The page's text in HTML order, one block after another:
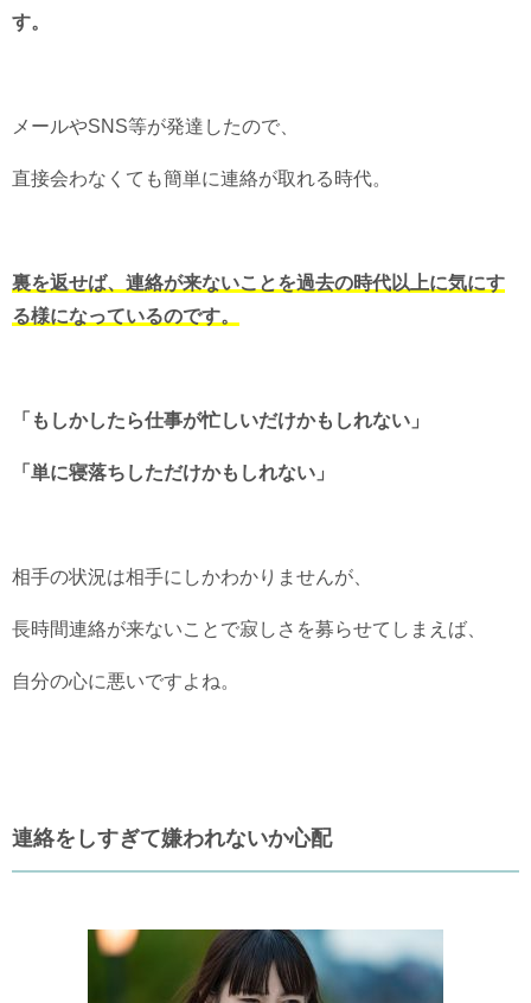
す。
メールやSNS等が発達したので、
直接会わなくても簡単に連絡が取れる時代。
裏を返せば、連絡が来ないことを過去の時代以上に気にす
る様になっているのです。
「もしかしたら仕事が忙しいだけかもしれない」
「単に寝落ちしただけかもしれない」
相手の状況は相手にしかわかりませんが、
長時間連絡が来ないことで寂しさを募らせてしまえば、
自分の心に悪いですよね。
連絡をしすぎて嫌われないか心配